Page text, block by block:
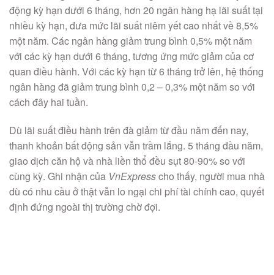
động kỳ hạn dưới 6 tháng, hơn 20 ngân hàng hạ lãi suất tại
nhiều kỳ hạn, đưa mức lãi suất niêm yết cao nhất về 8,5%
một năm. Các ngân hàng giảm trung bình 0,5% một năm
với các kỳ hạn dưới 6 tháng, tương ứng mức giảm của cơ
quan điều hành. Với các kỳ hạn từ 6 tháng trở lên, hệ thống
ngân hàng đã giảm trung bình 0,2 – 0,3% một năm so với
cách đây hai tuần.
Dù lãi suất điều hành trên đà giảm từ đầu năm đến nay,
thanh khoản bất động sản vẫn trầm lắng. 5 tháng đầu năm,
giao dịch căn hộ và nhà liền thổ đều sụt 80-90% so với
cùng kỳ. Ghi nhận của VnExpresscho thấy, người mua nhà
dù có nhu cầu ở thật vẫn lo ngại chi phí tài chính cao, quyết
định đứng ngoài thị trường chờ đợi.